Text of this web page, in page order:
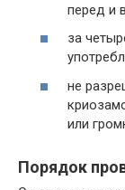
перед и
за
не
или
Порядок